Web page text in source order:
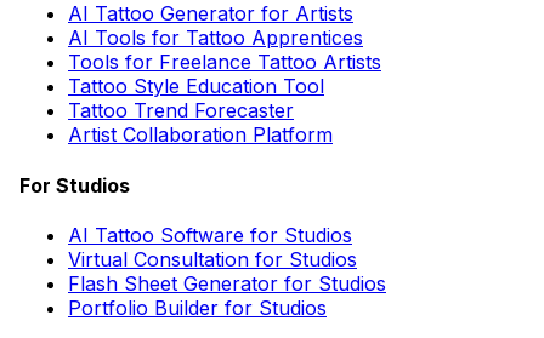
AI Tattoo Generator for Artists
AI Tools for Tattoo Apprentices
Tools for Freelance Tattoo Artists
Tattoo Style Education Tool
Tattoo Trend Forecaster
Artist Collaboration Platform
For Studios
AI Tattoo Software for Studios
Virtual Consultation for Studios
Flash Sheet Generator for Studios
Portfolio Builder for Studios